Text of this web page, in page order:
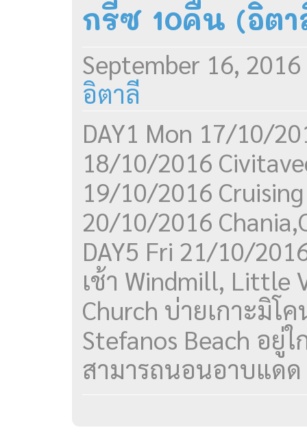
กรีซ 10คืน (อิต
September 16, 2016
อิตาลี
DAY1 Mon 17/10/
18/10/2016
19/10/2016 Cruising
20/10/2016
DAY5 Fri 21/10/
เช้า Windmill, Little
Church บ่ายเกาะมิโ
Stefanos Beach อยู่
สามารถนอนอาบแดด